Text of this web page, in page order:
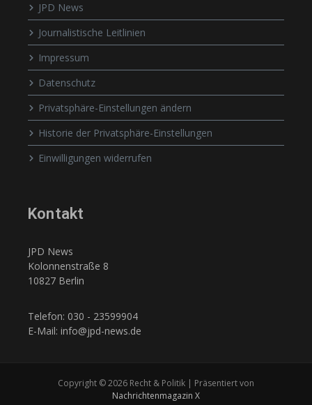
JPD News
Journalistische Leitlinien
Impressum
Datenschutz
Privatsphäre-Einstellungen ändern
Historie der Privatsphäre-Einstellungen
Einwilligungen widerrufen
Kontakt
JPD News
Kolonnenstraße 8
10827 Berlin
Telefon: 030 - 23599904
E-Mail: info@jpd-news.de
Copyright © 2026 Recht & Politik | Präsentiert von
Nachrichtenmagazin X